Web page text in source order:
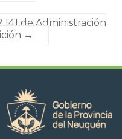
de Administración
→